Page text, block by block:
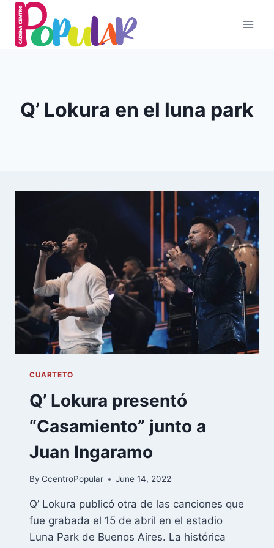
Skip
content
Q’ Lokura en el luna park
CUARTETO
Q’ Lokura presentó
“Casamiento” junto a
Juan Ingaramo
By CcentroPopular June 14, 2022
Q’ Lokura publicó otra de las canciones que
fue grabada el 15 de abril en el estadio
Luna Park de Buenos Aires. La histórica